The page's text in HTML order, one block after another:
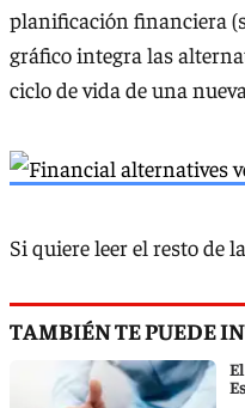
planificación financiera
gráfico integra las
ciclo de vida de una
Si quiere leer el resto de
TAMBIÉN TE PUEDE